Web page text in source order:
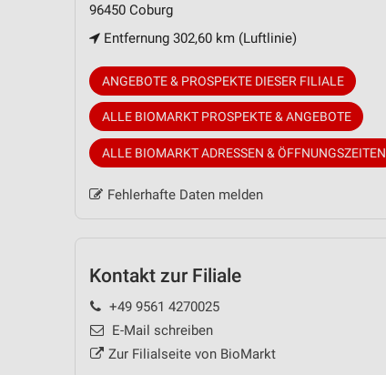
96450 Coburg
Entfernung 302,60 km (Luftlinie)
ANGEBOTE & PROSPEKTE DIESER FILIALE
ALLE BIOMARKT PROSPEKTE & ANGEBOTE
ALLE BIOMARKT ADRESSEN & ÖFFNUNGSZEITEN
Fehlerhafte Daten melden
Kontakt zur Filiale
+49 9561 4270025
E-Mail schreiben
Zur Filialseite von BioMarkt